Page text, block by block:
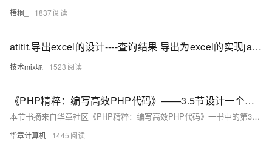
梧桐_ 1837
atitit.导出excel的设计----查询结果 导出为excel的实现java .net php 总结
技术mix呢 1523
《PHP精粹：编写高效PHP代码》——3.5节设计一个Web服务
本节书摘来自华章社区《PHP精粹：编写高效PHP代码》一书中的第3章，第3.5节设计一个Web服务，作者：（美） Davey Shafik，更多章节内容可以访问云栖社区“华章社区”公众号查看
华章计算机 1445